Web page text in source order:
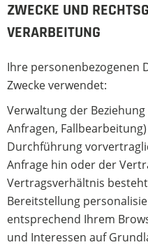
ZWECKE UND
VERARBEITUNG
Ihre personenbezogenen
Zwecke verwendet:
Verwaltung der
Anfragen,
Durchführung
Anfrage hin oder der
Vertragsverhältnis
Bereitstellung
entsprechend Ihrem
und Interessen auf